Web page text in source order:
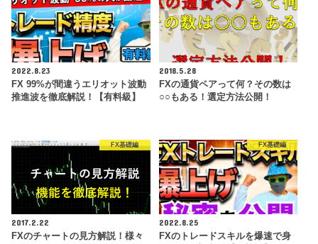
2022.8.23
FX 99%が間違うエリオット波動
推進波を徹底解説！【有料級】
2018.5.28
FXの通貨ペアって何？その数は
○○もある！選定方法公開！
FX基礎編
2017.2.22
FXのチャートの見方解説！様々
FX基礎編
2022.8.25
FXのトレードスキルを爆速で身